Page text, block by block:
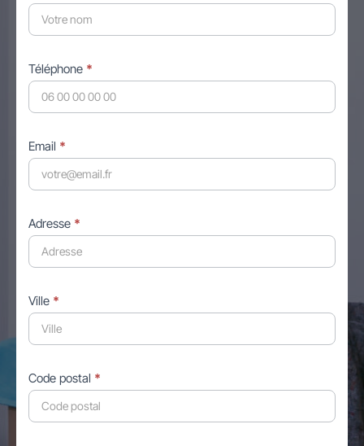
Téléphone *
Email *
Adresse *
Ville *
Code postal *